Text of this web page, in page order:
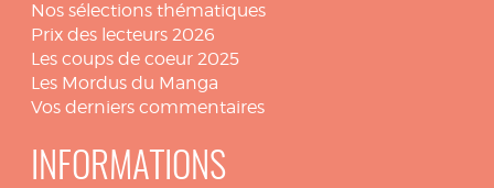
Nos sélections thématiques
Prix des lecteurs 2026
Les coups de coeur 2025
Les Mordus du Manga
Vos derniers commentaires
INFORMATIONS